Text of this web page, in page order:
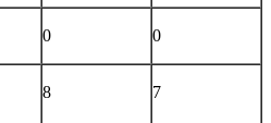
0 0
8 7